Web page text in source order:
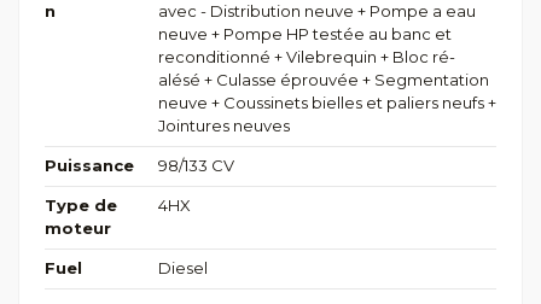
n
avec - Distribution neuve + Pompe a eau
neuve + Pompe HP testée au banc et
reconditionné + Vilebrequin + Bloc ré-
alésé + Culasse éprouvée + Segmentation
neuve + Coussinets bielles et paliers neufs +
Jointures neuves
Puissance 98/133 CV
Type de
moteur
4HX
Fuel Diesel